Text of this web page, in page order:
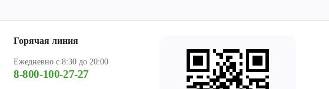
Горячая линия
Ежедневно с 8:30 до 20:00
8-800-100-27-27